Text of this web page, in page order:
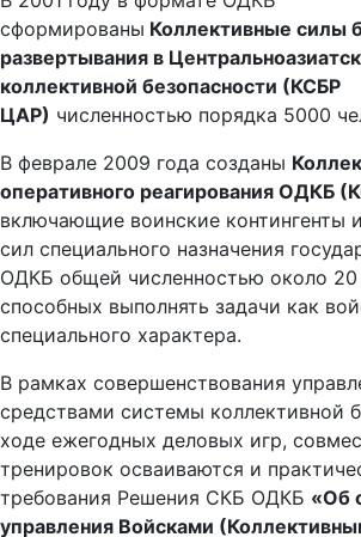
сформированы Коллективные силы
развертывания в
коллективной безопасности (КСБР
ЦАР) численностью порядка 5000
В феврале 2009 года созданы
оперативного реагирования ОДКБ
включающие воинские контингенты
сил специального назначения
ОДКБ общей численностью около 20
способных выполнять задачи как
специального характера.
В рамках совершенствования
средствами системы коллективной
ходе ежегодных деловых игр,
тренировок осваиваются и
требования Решения СКБ ОДКБ «Об
управления Войсками